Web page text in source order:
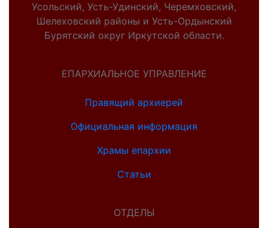
Усольский, Усть-Удинский, Черемховский,
Шелеховский районы и Усть-Ордынский
Бурятский округ Иркутской области.
ЕПАРХИАЛЬНОЕ УПРАВЛЕНИЕ
Правящий архиерей
Официальная информация
Храмы епархии
Статьи
ОТДЕЛЫ